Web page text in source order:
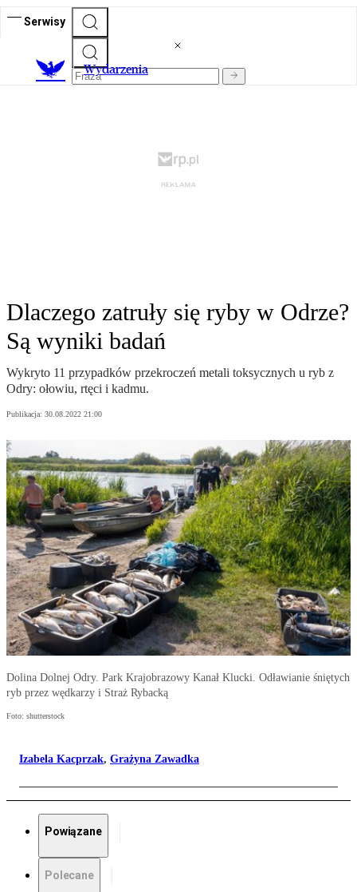
Serwisy
Wydarzenia
Dlaczego zatruły się ryby w Odrze?
Są wyniki badań
Wykryto 11 przypadków przekroczeń metali toksycznych u ryb z
Odry: ołowiu, rtęci i kadmu.
Publikacja: 30.08.2022 21:00
Dolina Dolnej Odry. Park Krajobrazowy Kanał Klucki. Odławianie śniętych
ryb przez wędkarzy i Straż Rybacką
Foto: shutterstock
Izabela Kacprzak, Grażyna Zawadka
Powiązane
Polecane